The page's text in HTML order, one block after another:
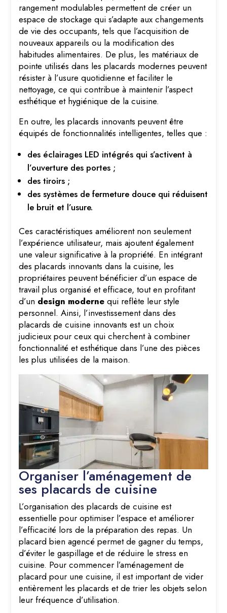
rangement modulables permettent de créer un
espace de stockage qui s’adapte aux changements
de vie des occupants, tels que l’acquisition de
nouveaux appareils ou la modification des
habitudes alimentaires. De plus, les matériaux de
pointe utilisés dans les placards modernes peuvent
résister à l’usure quotidienne et faciliter le
nettoyage, ce qui contribue à maintenir l’aspect
esthétique et hygiénique de la cuisine.
En outre, les placards innovants peuvent être
équipés de fonctionnalités intelligentes, telles que :
des éclairages LED intégrés qui s’activent à
l’ouverture des portes ;
des tiroirs ;
des systèmes de fermeture douce qui réduisent
le bruit et l’usure.
Ces caractéristiques améliorent non seulement
l’expérience utilisateur, mais ajoutent également
une valeur significative à la propriété. En intégrant
des placards innovants dans la cuisine, les
propriétaires peuvent bénéficier d’un espace de
travail plus organisé et efficace, tout en profitant
d’un design moderne qui reflète leur style
personnel. Ainsi, l’investissement dans des
placards de cuisine innovants est un choix
judicieux pour ceux qui cherchent à combiner
fonctionnalité et esthétique dans l’une des pièces
les plus utilisées de la maison.
Organiser l’aménagement de
ses placards de cuisine
L’organisation des placards de cuisine est
essentielle pour optimiser l’espace et améliorer
l’efficacité lors de la préparation des repas. Un
placard bien agencé permet de gagner du temps,
d’éviter le gaspillage et de réduire le stress en
cuisine. Pour commencer l’aménagement de
placard pour une cuisine, il est important de vider
entièrement les placards et de trier les objets selon
leur fréquence d’utilisation.